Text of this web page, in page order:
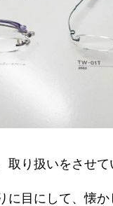
取り扱いをさせて
に目にして、懐か